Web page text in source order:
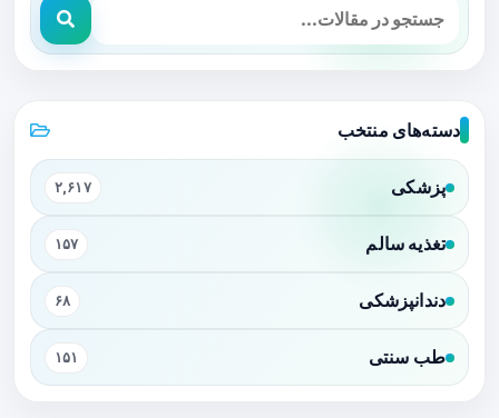
دسته‌های منتخب
پزشکی ۲,۶۱۷
تغذیه سالم ۱۵۷
دندانپزشکی ۶۸
طب سنتی ۱۵۱